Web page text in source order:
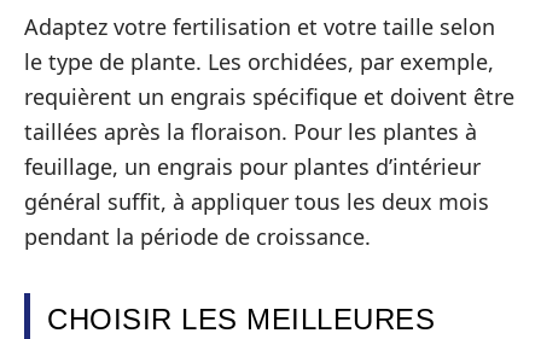
Adaptez votre fertilisation et votre taille selon
le type de plante. Les orchidées, par exemple,
requièrent un engrais spécifique et doivent être
taillées après la floraison. Pour les plantes à
feuillage, un engrais pour plantes d’intérieur
général suffit, à appliquer tous les deux mois
pendant la période de croissance.
CHOISIR LES MEILLEURES